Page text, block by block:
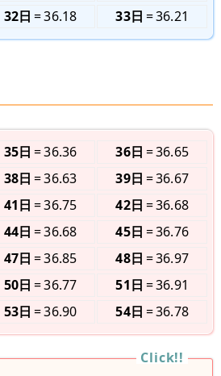
32日 36.18 33日 36.21
35日 36.36 36日
36.65
38日 36.63 39日
36.67
41日 36.75 42日
36.68
44日 36.68 45日
36.76
47日 36.85 48日
36.97
50日 36.77 51日
36.91
53日 36.90 54日 36.78